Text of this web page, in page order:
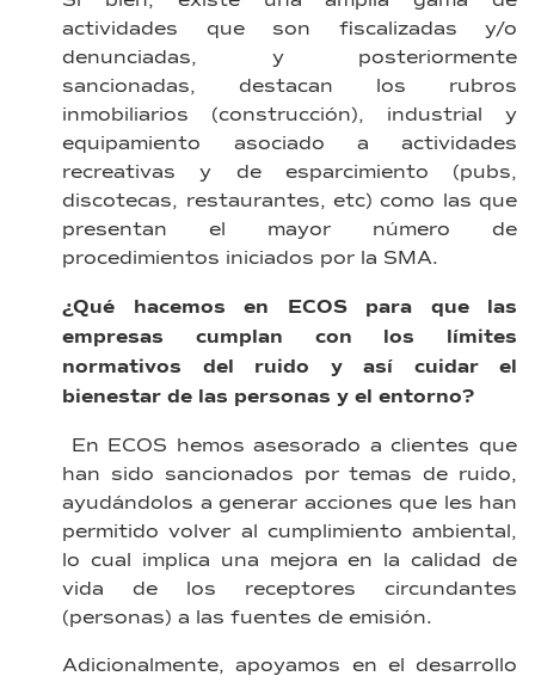
actividades que son fiscalizadas y/o
denunciadas, y posteriormente
sancionadas, destacan los rubros
inmobiliarios (construcción), industrial y
equipamiento asociado a actividades
recreativas y de esparcimiento (pubs,
discotecas, restaurantes, etc) como las que
presentan el mayor número de
procedimientos iniciados por la SMA.
¿Qué hacemos en ECOS para que las
empresas cumplan con los límites
normativos del ruido y así cuidar el
bienestar de las personas y el entorno?
En ECOS hemos asesorado a clientes que
han sido sancionados por temas de ruido,
ayudándolos a generar acciones que les han
permitido volver al cumplimiento ambiental,
lo cual implica una mejora en la calidad de
vida de los receptores circundantes
(personas) a las fuentes de emisión.
Adicionalmente, apoyamos en el desarrollo